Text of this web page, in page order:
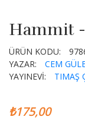
Hammit -
ÜRÜN KODU:
YAZAR:
CEM
YAYINEVİ:
TIMAŞ
₺175,00